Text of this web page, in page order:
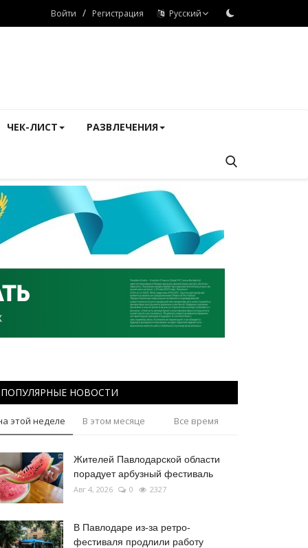
Войти / Регистрация Русский
ЧЕК-ЛИСТ РАЗВЛЕЧЕНИЯ
ПОПУЛЯРНЫЕ НОВОСТИ
этой неделе В этом месяце Все время
Жителей Павлодарской области
порадует арбузный фестиваль
Авг 4, 2026 0 2327
В Павлодаре из-за ретро-
фестиваля продлили работу